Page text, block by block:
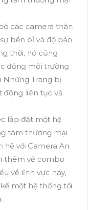
các camera thân
bền bỉ và độ bảo
thời, nó cũng
động môi trường
Những Trang bị
động liên tục và
lắp đặt một hệ
tâm thương mại
hệ với Camera An
thêm về combo
về lĩnh vực này,
một hệ thống tối